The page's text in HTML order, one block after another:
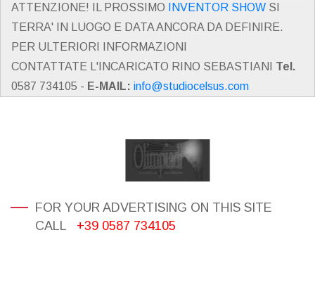
ATTENZIONE! IL PROSSIMO INVENTOR SHOW SI
TERRA' IN LUOGO E DATA ANCORA DA DEFINIRE.
PER ULTERIORI INFORMAZIONI
CONTATTATE L'INCARICATO RINO SEBASTIANI Tel.
0587 734105 - E-MAIL: info@studiocelsus.com
FOR YOUR ADVERTISING ON THIS SITE
CALL
+39 0587 734105